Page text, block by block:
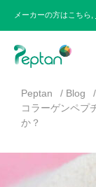
メーカーの方はこちら,
Peptan
Blog
コラーゲンペプ
か？